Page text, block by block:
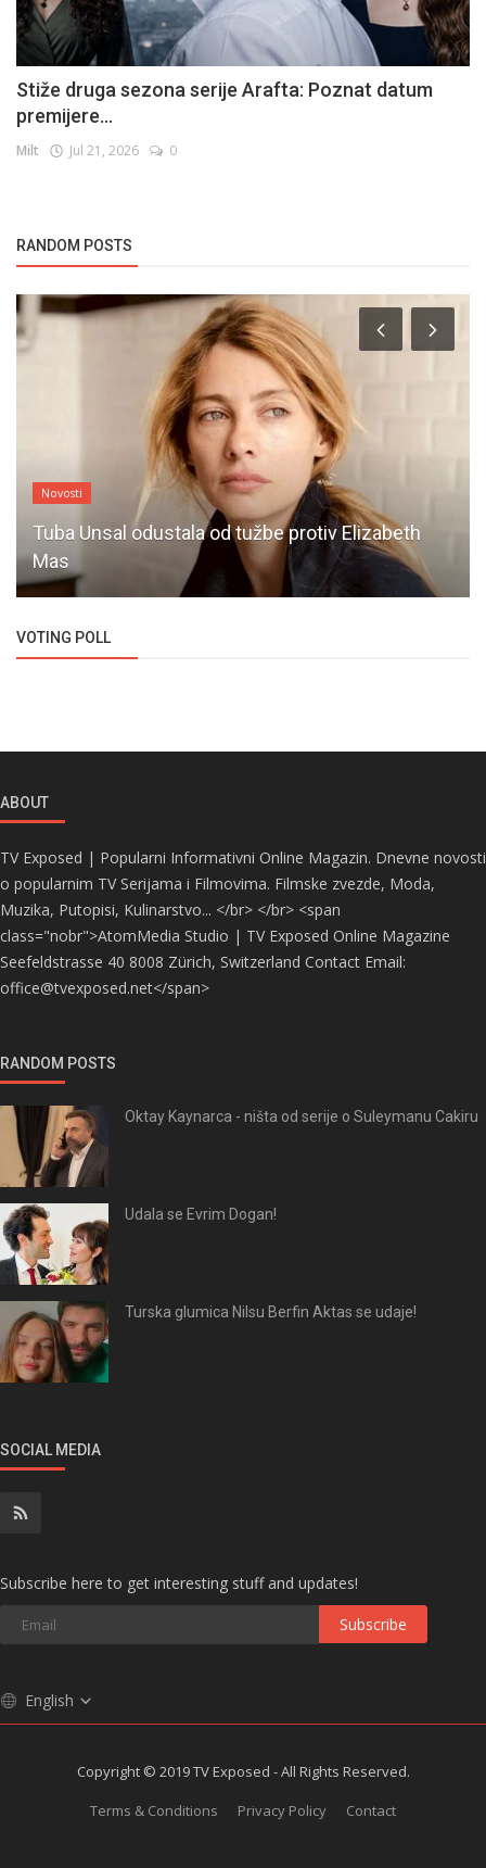
Stiže druga sezona serije Arafta: Poznat datum
premijere...
Milt Jul 21, 2026 0
RANDOM POSTS
Novosti
Tuba Unsal odustala od tužbe protiv Elizabeth
Mas
VOTING POLL
ABOUT
TV Exposed | Popularni Informativni Online Magazin. Dnevne novosti
o popularnim TV Serijama i Filmovima. Filmske zvezde, Moda,
Muzika, Putopisi, Kulinarstvo... </br> </br> <span
class="nobr">AtomMedia Studio | TV Exposed Online Magazine
Seefeldstrasse 40 8008 Zürich, Switzerland Contact Email:
office@tvexposed.net</span>
RANDOM POSTS
Oktay Kaynarca - ništa od serije o Suleymanu Cakiru
Udala se Evrim Dogan!
Turska glumica Nilsu Berfin Aktas se udaje!
SOCIAL MEDIA
Subscribe here to get interesting stuff and updates!
Subscribe
English
Copyright © 2019 TV Exposed - All Rights Reserved.
Terms & Conditions
Privacy Policy Contact